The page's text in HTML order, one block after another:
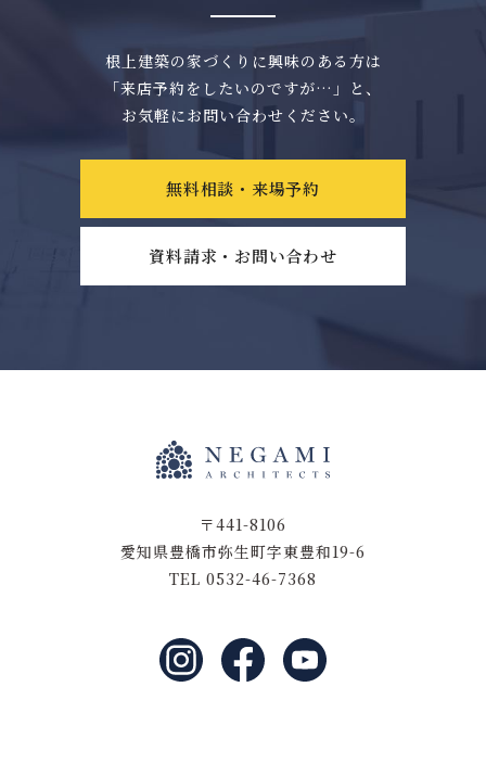
根上建築の家づくりに興味のある方は
「来店予約をしたいのですが…」と、
お気軽にお問い合わせください。
無料相談・来場予約
資料請求・お問い合わせ
〒441-8106
愛知県豊橋市弥生町字東豊和19-6
TEL 0532-46-7368